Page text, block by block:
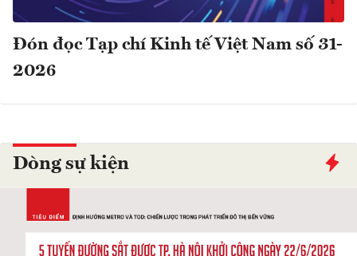
Dòng sự kiện
Đón đọc Tạp chí Kinh tế Việt Nam số 31-
2026